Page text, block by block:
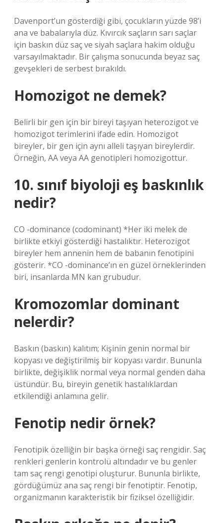
Davenport’un gösterdiği gibi, çocukların yüzde 98’i
ana ve babalarıyla düz. Kıvırcık saçların sarı saçlar
için baskın düz saç ve siyah saçlara hakim olduğu
varsayılmaktadır. Bir çalışma sonucunda beyaz saç
gevşekleri de serbest bırakıldı.
Homozigot ne demek?
Belirli bir gen için bir bireyi taşıyan heterozigot ve
homozigot terimlerini ifade edin. Homozigot
bireyler, bir gen için aynı alleli taşıyan bireylerdir.
Örneğin, AA veya AA genotipleri homozigottur.
10. sınıf biyoloji eş baskınlık
nedir?
CO -dominance (codominant) *Her iki melek de
birlikte etkiyi gösterdiği hastalıktır. Heterozigot
bireyler hem annenin hem de babanın fenotipini
gösterir. *CO -dominance’ın en güzel örneklerinden
biri, insanlarda MN kan grubudur.
Kromozomlar dominant
nelerdir?
Baskın (baskın) kalıtım; Kişinin genin normal bir
kopyası ve değiştirilmiş bir kopyası vardır. Bununla
birlikte, değişiklik normal veya normal genden daha
üstündür. Bu, bireyin genetik hastalıklardan
etkilendiği anlamına gelir.
Fenotip nedir örnek?
Fenotipik özelliğin bir başka örneği saç rengidir. Saç
renkleri genlerin kontrolü altındadır ve bu genler
tam saç rengi genotipi oluşturur. Bununla birlikte,
gördüğümüz ana saç rengi bir fenotiptir. Fenotip,
organizmanın karakteristik bir fiziksel özelliğidir.